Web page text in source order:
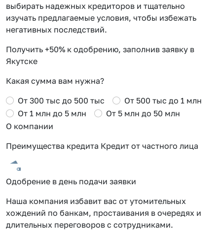
выбирать надежных кредиторов и тщательно
изучать предлагаемые условия, чтобы избежать
негативных последствий.
Получить +50% к одобрению, заполнив заявку в
Якутске
Какая сумма вам нужна?
От 300 тыс до 500 тыс
От 500 тыс до 1 млн
От 1 млн до 5 млн
От 5 млн до 50 млн
О компании
Преимущества кредита Кредит от частного лица
Одобрение в день подачи заявки
Наша компания избавит вас от утомительных
хождений по банкам, простаивания в очередях и
длительных переговоров с сотрудниками.